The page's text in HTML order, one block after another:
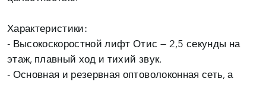
Характеристики:
- Высокоскоростной лифт Отис — 2,5 секунды на
этаж, плавный ход и тихий звук.
- Основная и резервная оптоволоконная сеть, а